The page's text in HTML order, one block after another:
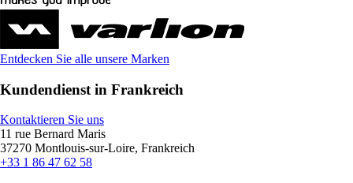
Entdecken Sie alle unsere Marken
Kundendienst in Frankreich
Kontaktieren Sie uns
11 rue Bernard Maris
37270 Montlouis-sur-Loire, Frankreich
+33 1 86 47 62 58